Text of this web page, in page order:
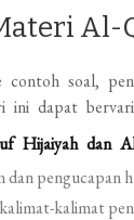
Al-
contoh soal,
ini dapat
Hijaiyah dan
dan pengucapan
kalimat